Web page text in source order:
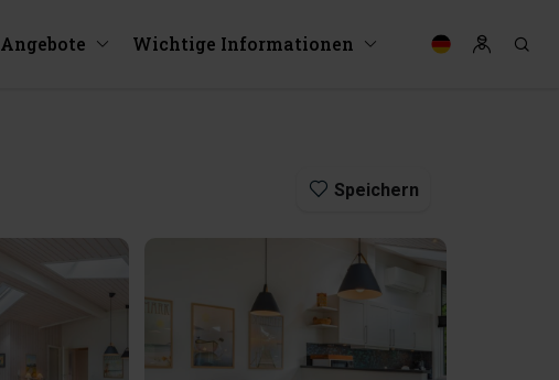
Angebote Wichtige Informationen
Speichern